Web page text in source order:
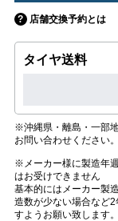
店舗交換予約とは
タイヤ送料
※沖縄県・離島・一部
お問い合わせください。
※メーカー様に製造年
はお受けできません
基本的にはメーカー製
造数が少ない場合など
すようお願い致します。